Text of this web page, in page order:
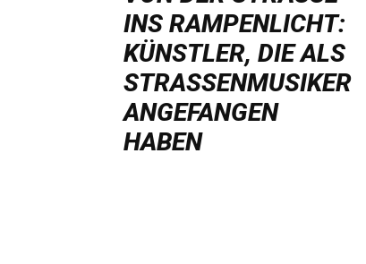
NS RAMPENLICHT: K
ÜNSTLER, DIE ALS S
TRASSENMUSIKER AN
GEFANGEN HA
BEN